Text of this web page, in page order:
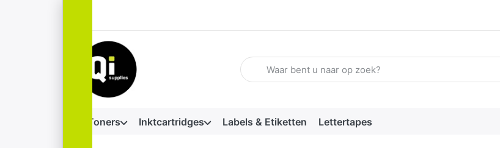
Voer een zoekterm in. De eerste resultaten verschijnen
Toners Inktcartridges Labels & Etiketten Lettertapes